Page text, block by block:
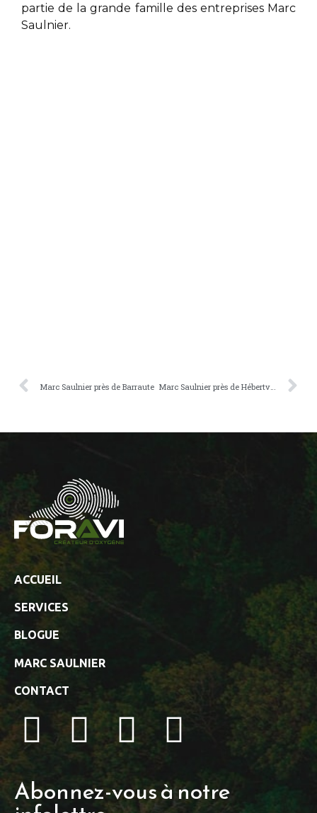
partie de la grande famille des entreprises Marc
Saulnier.
Marc Saulnier près de Barraute Marc Saulnier près de Hébertville-Station
ACCUEIL
SERVICES
BLOGUE
MARC SAULNIER
CONTACT
Abonnez-vous à notre